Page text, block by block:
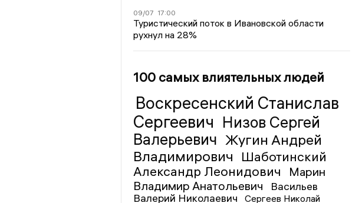
09/07 17:00
Туристический поток в Ивановской области
рухнул на 28%
100 самых влиятельных людей
Воскресенский Станислав
Сергеевич Низов Сергей
Валерьевич Жугин Андрей
Владимирович
Шаботинский
Александр Леонидович
Марин
Владимир Анатольевич
Васильев
Валерий Николаевич
Сергеев Николай